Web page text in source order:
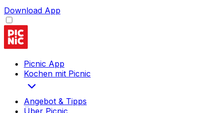
Download App
Picnic App
Kochen mit Picnic
Angebot & Tipps
Über Picnic